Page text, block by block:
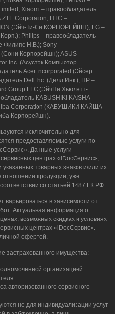
Xiaomi – правообладатель
ZTE Corporation; HTC –
(Эйч-Ти-Си КОРПОРЕЙШН); LG –
Philips – правообладатель
Филипс Н.В.); Sony –
(Сони Корпорейшн); ASUS –
Inc. (Асустек Компьютер
Acer Incorporated (Эйсер
Dell Inc. (Делл Инк.); HP –
Group LLC (ЭйчПи Хьюлетт-
KABUSHIKI KAISHA
Corporation (КАБУШИКИ КАЙША
Корпорейшн).
исключительно для
предоставляемые услуги по
Данные услуги
центрах «iDocСервис»,
товарных знаков и/или их
продукции, уже
со статьей 1487 ГК РФ.
варьироваться в зависимости от
Актуальная информация о
возможных скидках и условиях
центрах «iDocСервис».
офертой.
застрахованного имущества:
организацией
авторизованного сервисного
не для индивидуализации услуг